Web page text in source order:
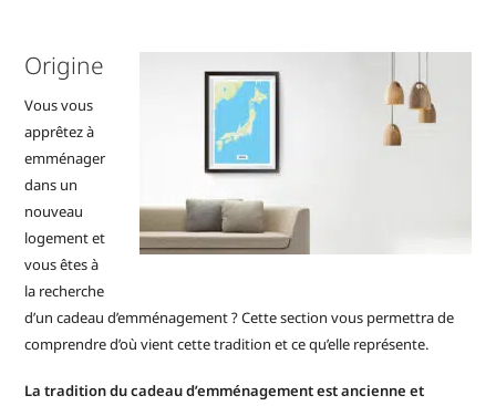
Origine
Vous vous
apprêtez à
emménager
dans un
nouveau
logement et
vous êtes à
la recherche
d’un cadeau d’emménagement ? Cette section vous permettra de
comprendre d’où vient cette tradition et ce qu’elle représente.
La tradition du cadeau d’emménagement est ancienne et